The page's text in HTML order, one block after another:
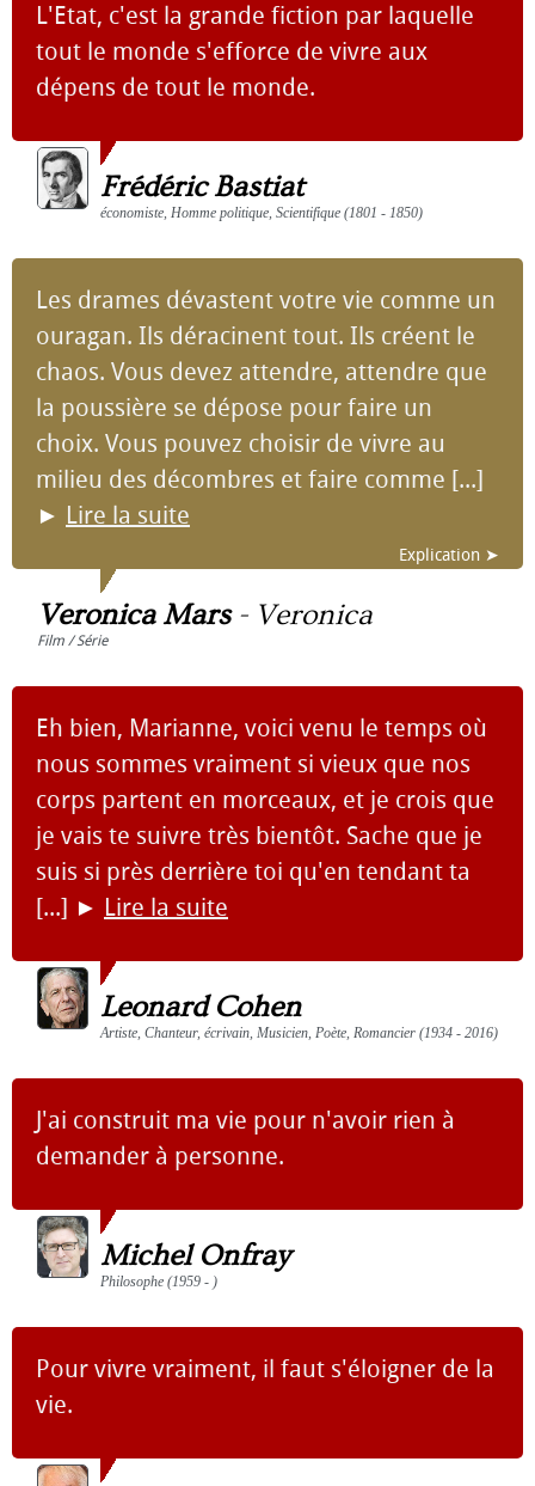
L'Etat, c'est la grande fiction par laquelle
tout le monde s'efforce de vivre aux
dépens de tout le monde.
Frédéric Bastiat
économiste, Homme politique, Scientifique (1801 - 1850)
Les drames dévastent votre vie comme un
ouragan. Ils déracinent tout. Ils créent le
chaos. Vous devez attendre, attendre que
la poussière se dépose pour faire un
choix. Vous pouvez choisir de vivre au
milieu des décombres et faire comme [...]
► Lire la suite
Explication ➤
Veronica Mars- Veronica
Film / Série
Eh bien, Marianne, voici venu le temps où
nous sommes vraiment si vieux que nos
corps partent en morceaux, et je crois que
je vais te suivre très bientôt. Sache que je
suis si près derrière toi qu'en tendant ta
[...] ► Lire la suite
Leonard Cohen
Artiste, Chanteur, écrivain, Musicien, Poète, Romancier (1934 - 2016)
J'ai construit ma vie pour n'avoir rien à
demander à personne.
Michel Onfray
Philosophe (1959 - )
Pour vivre vraiment, il faut s'éloigner de la
vie.